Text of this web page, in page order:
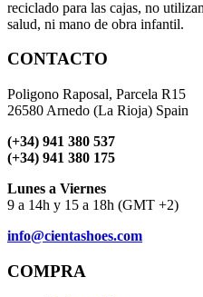
reciclado para las cajas, no
salud, ni mano de obra infantil.
CONTACTO
Poligono Raposal, Parcela R15
26580 Arnedo (La Rioja) Spain
(+34) 941 380 537
(+34) 941 380 175
Lunes a Viernes
9 a 14h y 15 a 18h (GMT +2)
info@cientashoes.com
COMPRA